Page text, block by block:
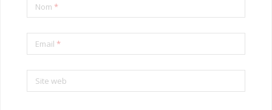
Nom *
Email *
Site web